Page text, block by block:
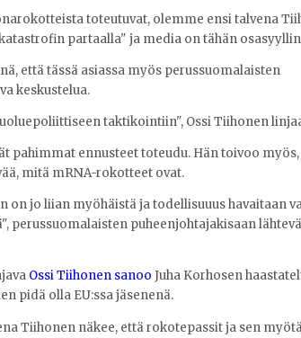
toteutuvat, olemme ensi talvena
partaalla" ja media on tähän
että tässä asiassa myös perussuomalaisten
keskustelua.
taktikointiin", Ossi Tiihonen
pahimmat ennusteet toteudu. Hän toivoo
mitä mRNA-rokotteet ovat.
on jo liian myöhäistä ja todellisuuus havaitaan
perussuomalaisten puheenjohtajakisaan
Ossi Tiihonen sanoo Juha Korhosen
pidä olla EU:ssa jäsenenä.
Tiihonen näkee, että rokotepassit ja sen